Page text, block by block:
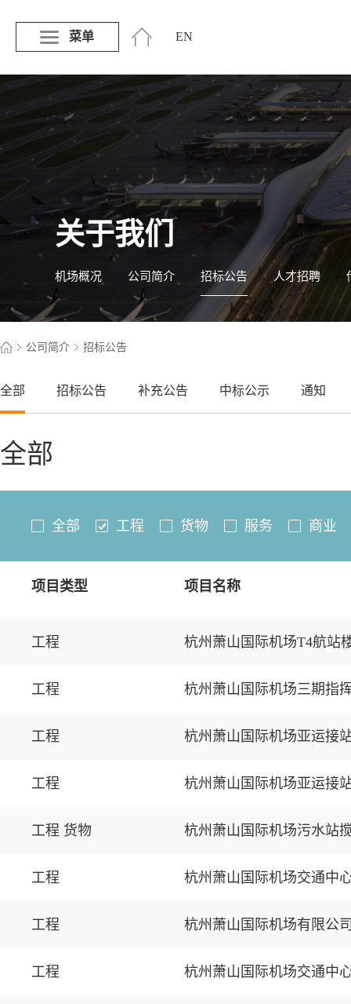
菜单 EN
关于我们
机场概况 公司简介 招标公告 人才招聘
公司简介 招标公告
全部 招标公告 补充公告 中标公示 通知
全部
全部 工程 货物 服务 商业
项目类型 项目名称
工程 杭州萧山国际机场T4航站
工程 杭州萧山国际机场三期指
工程 杭州萧山国际机场亚运接
工程 杭州萧山国际机场亚运接
工程 货物 杭州萧山国际机场污水站
工程 杭州萧山国际机场交通中
工程 杭州萧山国际机场有限公
工程 杭州萧山国际机场交通中